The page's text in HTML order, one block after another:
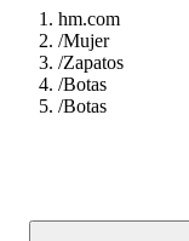
hm.com
/Mujer
/Zapatos
/Botas
/Botas